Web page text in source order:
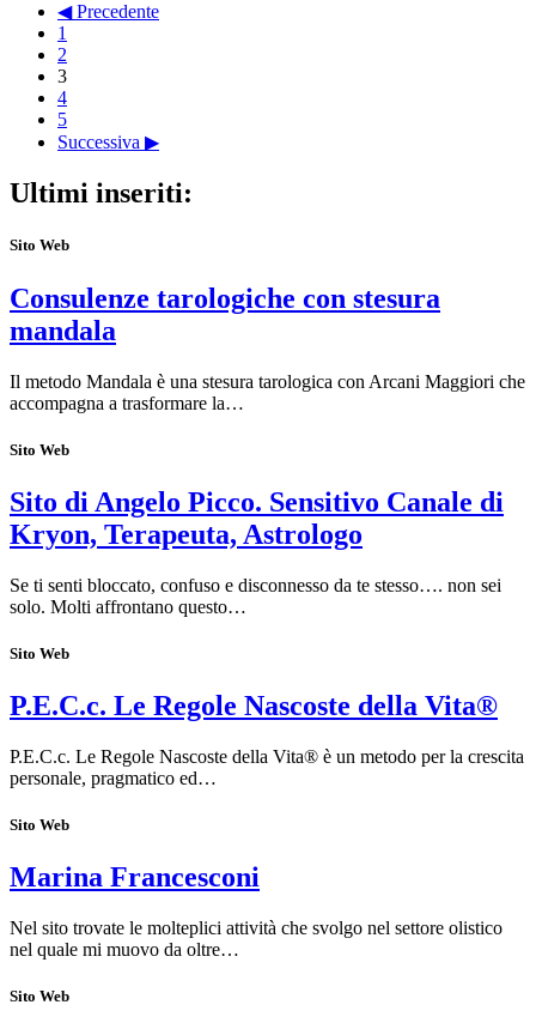
◀ Precedente
1
2
3
4
5
Successiva ▶
Ultimi inseriti:
Sito Web
Consulenze tarologiche con stesura
mandala
Il metodo Mandala è una stesura tarologica con Arcani Maggiori che
accompagna a trasformare la…
Sito Web
Sito di Angelo Picco. Sensitivo Canale di
Kryon, Terapeuta, Astrologo
Se ti senti bloccato, confuso e disconnesso da te stesso…. non sei
solo. Molti affrontano questo…
Sito Web
P.E.C.c. Le Regole Nascoste della Vita®
P.E.C.c. Le Regole Nascoste della Vita® è un metodo per la crescita
personale, pragmatico ed…
Sito Web
Marina Francesconi
Nel sito trovate le molteplici attività che svolgo nel settore olistico
nel quale mi muovo da oltre…
Sito Web